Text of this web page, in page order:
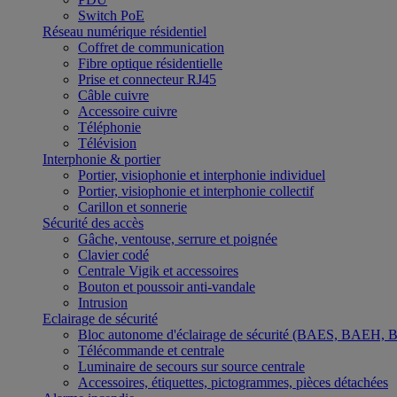
Switch PoE
Réseau numérique résidentiel
Coffret de communication
Fibre optique résidentielle
Prise et connecteur RJ45
Câble cuivre
Accessoire cuivre
Téléphonie
Télévision
Interphonie & portier
Portier, visiophonie et interphonie individuel
Portier, visiophonie et interphonie collectif
Carillon et sonnerie
Sécurité des accès
Gâche, ventouse, serrure et poignée
Clavier codé
Centrale Vigik et accessoires
Bouton et poussoir anti-vandale
Intrusion
Eclairage de sécurité
Bloc autonome d'éclairage de sécurité (BAES,
Télécommande et centrale
Luminaire de secours sur source centrale
Accessoires, étiquettes, pictogrammes, pièces détachées